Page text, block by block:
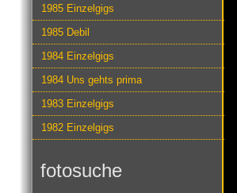
1985 Einzelgigs
1985 Debil
1984 Einzelgigs
1984 Uns gehts prima
1983 Einzelgigs
1982 Einzelgigs
fotosuche